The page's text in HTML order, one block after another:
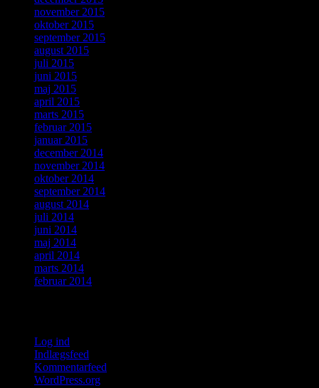
november 2015
oktober 2015
september 2015
august 2015
juli 2015
juni 2015
maj 2015
april 2015
marts 2015
februar 2015
januar 2015
december 2014
november 2014
oktober 2014
september 2014
august 2014
juli 2014
juni 2014
maj 2014
april 2014
marts 2014
februar 2014
Log ind
Indlægsfeed
Kommentarfeed
WordPress.org